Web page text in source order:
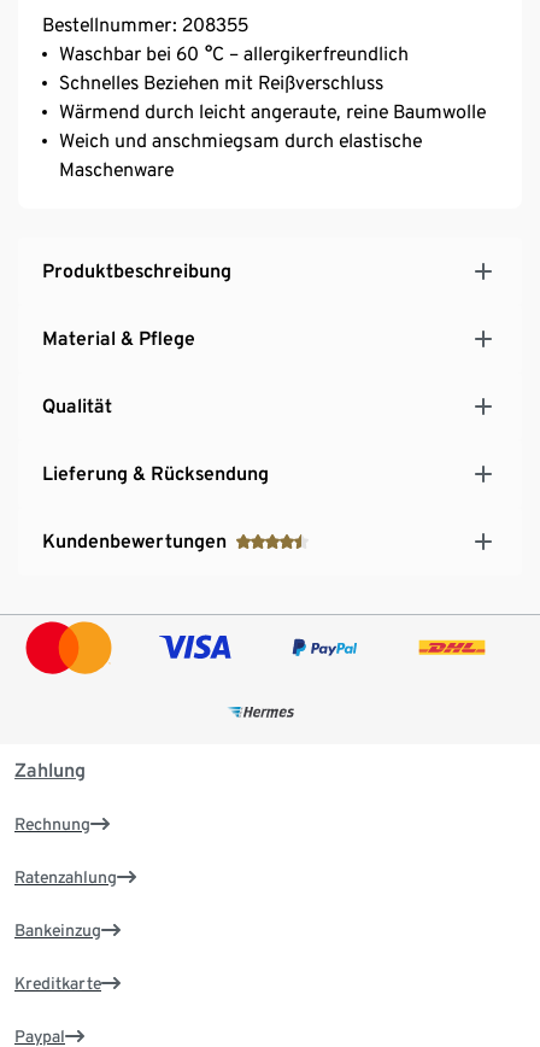
Bestellnummer: 208355
Waschbar bei 60 °C – allergikerfreundlich
Schnelles Beziehen mit Reißverschluss
Wärmend durch leicht angeraute, reine Baumwolle
Weich und anschmiegsam durch elastische
Maschenware
Produktbeschreibung
Material & Pflege
Qualität
Lieferung & Rücksendung
Kundenbewertungen
Zahlung
Rechnung
Ratenzahlung
Bankeinzug
Kreditkarte
Paypal